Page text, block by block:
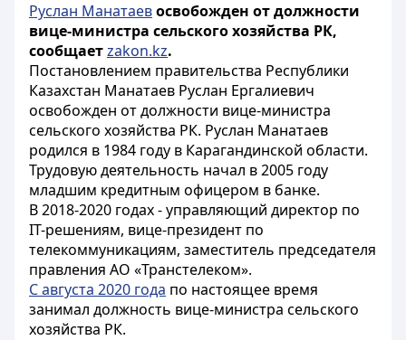
Руслан Манатаевосвобожден от должности
вице-министра сельского хозяйства РК,
сообщаетzakon.kz.
Постановлением правительства Республики
Казахстан Манатаев Руслан Ергалиевич
освобожден от должности вице-министра
сельского хозяйства РК. Руслан Манатаев
родился в 1984 году в Карагандинской области.
Трудовую деятельность начал в 2005 году
младшим кредитным офицером в банке.
В 2018-2020 годах - управляющий директор по
IT-решениям, вице-президент по
телекоммуникациям, заместитель председателя
правления АО «Транстелеком».
С августа 2020 года по настоящее время
занимал должность вице-министра сельского
хозяйства РК.